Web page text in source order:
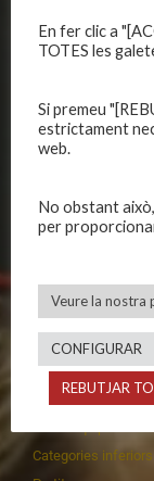
Història
Organització
Avís legal
Política de
Primer Equip Masculí
Primer Equip Femení
Equips federats
C.E. El Vilar
Categories inferiors
En fer clic a
TOTES les
Si premeu
estrictament
web.
No obstant
per
Veure la nostra
CONFIGURAR
REBUTJAR